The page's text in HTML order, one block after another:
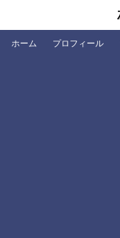
ホーム プロフィール